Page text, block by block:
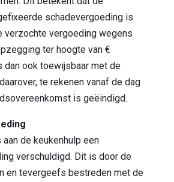
schadevergoeding is
verzochte vergoeding wegens
ter hoogte van €
dan ook toewijsbaar met de
te rekenen vanaf de dag
is geëindigd.
de keukenhulp een
verschuldigd. Dit is door de
en tevergeefs bestreden met de